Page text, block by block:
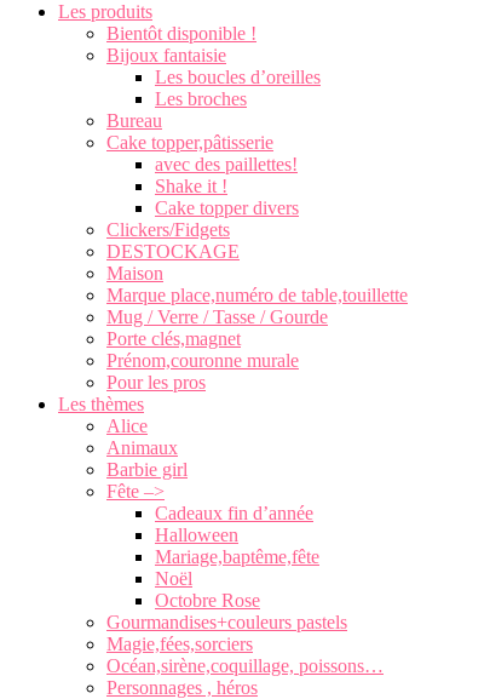
Les produits
Bientôt disponible !
Bijoux fantaisie
Les boucles d’oreilles
Les broches
Bureau
Cake topper,pâtisserie
avec des paillettes!
Shake it !
Cake topper divers
Clickers/Fidgets
DESTOCKAGE
Maison
Marque place,numéro de table,touillette
Mug / Verre / Tasse / Gourde
Porte clés,magnet
Prénom,couronne murale
Pour les pros
Les thèmes
Alice
Animaux
Barbie girl
Fête –>
Cadeaux fin d’année
Halloween
Mariage,baptême,fête
Noël
Octobre Rose
Gourmandises+couleurs pastels
Magie,fées,sorciers
Océan,sirène,coquillage, poissons…
Personnages , héros